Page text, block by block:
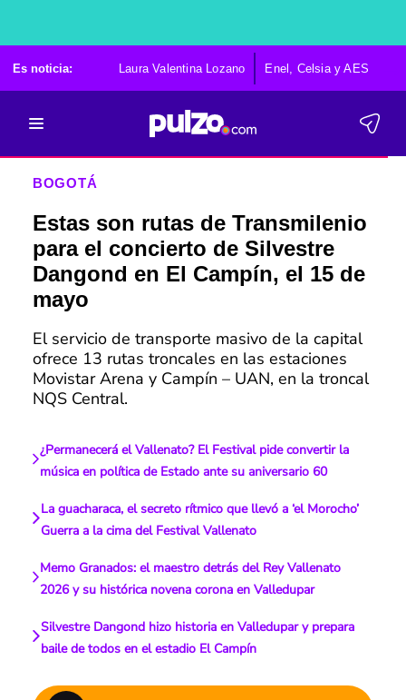
Es noticia: Laura Valentina Lozano Enel, Celsia y AES
BOGOTÁ
Estas son rutas de Transmilenio
para el concierto de Silvestre
Dangond en El Campín, el 15 de
mayo
El servicio de transporte masivo de la capital
ofrece 13 rutas troncales en las estaciones
Movistar Arena y Campín – UAN, en la troncal
NQS Central.
¿Permanecerá el Vallenato? El Festival pide convertir la
música en política de Estado ante su aniversario 60
La guacharaca, el secreto rítmico que llevó a ‘el Morocho’
Guerra a la cima del Festival Vallenato
Memo Granados: el maestro detrás del Rey Vallenato
2026 y su histórica novena corona en Valledupar
Silvestre Dangond hizo historia en Valledupar y prepara
baile de todos en el estadio El Campín